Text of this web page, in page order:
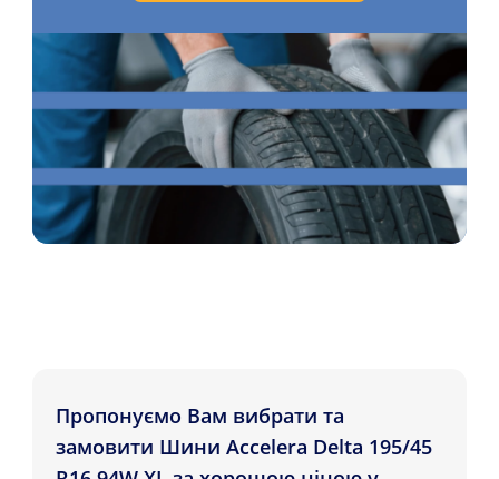
Пропонуємо Вам вибрати та
замовити Шини Accelera Delta 195/45